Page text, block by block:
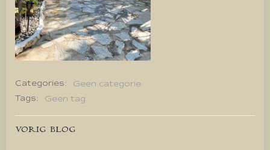
Categories:
Geen categorie
Tags:
Geen tag
Bericht
VORIG BLOG